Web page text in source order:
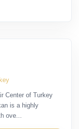
Center of Turkey
is a highly
ove...